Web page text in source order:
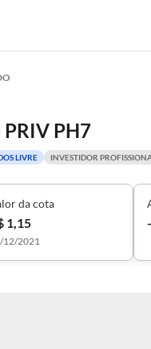
PRIV PH7
LIVRE INVESTIDOR
da cota
1,15
12/2021
-